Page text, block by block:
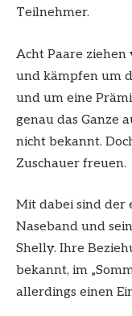
Teilnehmer.
Acht Paare
und kämpfen um
und um eine
genau das Ganze
nicht bekannt.
Zuschauer freuen.
Mit dabei sind der
Naseband und
Shelly. Ihre
bekannt, im
allerdings einen